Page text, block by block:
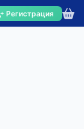
Регистрация